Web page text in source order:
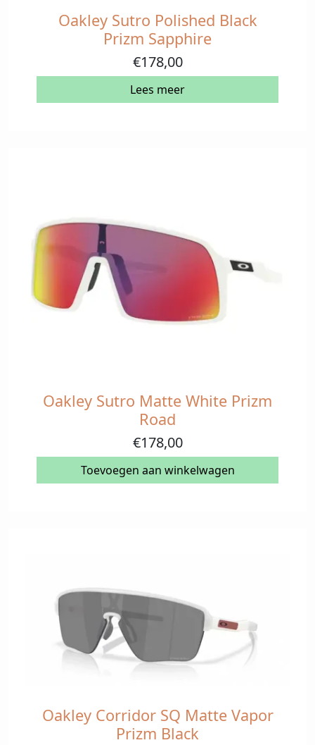
Oakley Sutro Polished Black
Prizm Sapphire
€178,00
Lees meer
Oakley Sutro Matte White Prizm
Road
€178,00
Toevoegen aan winkelwagen
Oakley Corridor SQ Matte Vapor
Prizm Black